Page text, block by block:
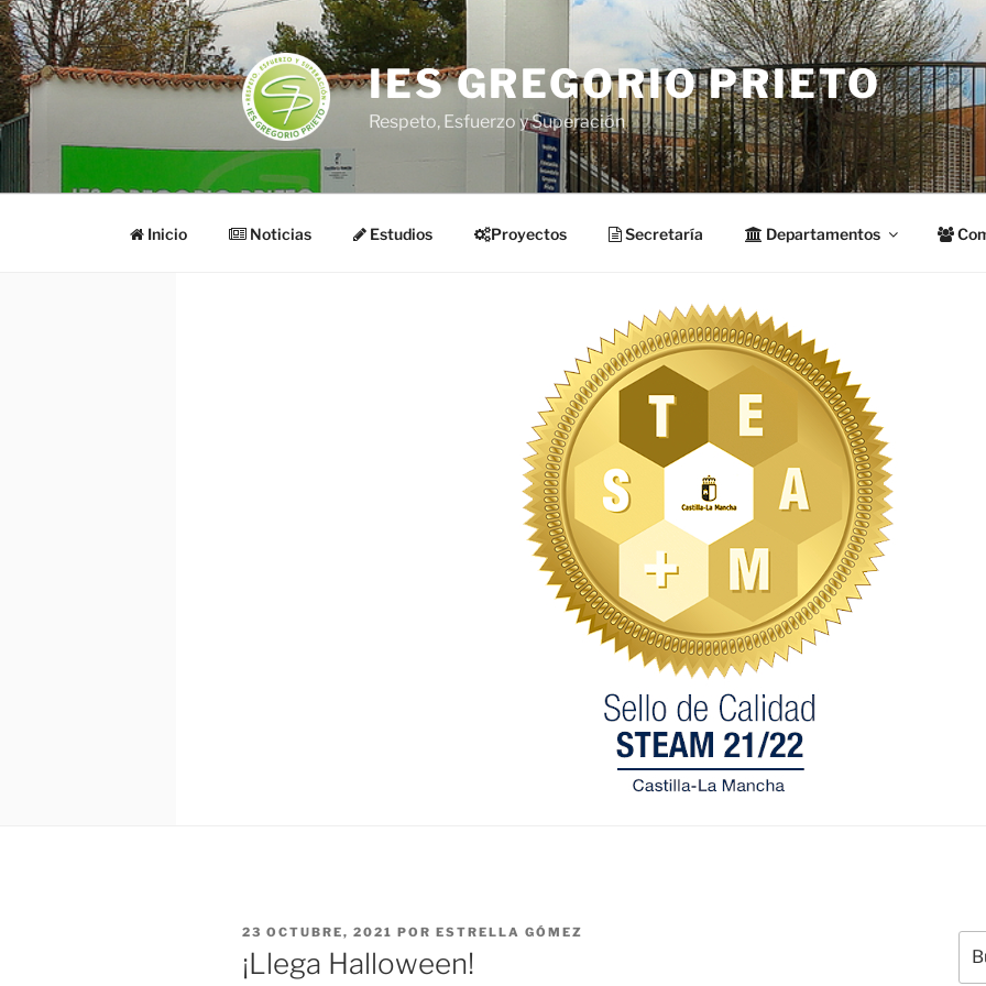
Saltar
al
contenido
IES GREGORIO PRIETO
Respeto, Esfuerzo y Superación
Inicio Noticias Estudios Proyectos Secretaría Departamentos
PUBLICADO
EL
23 OCTUBRE, 2021 POR ESTRELLA GÓMEZ
¡Llega Halloween!
por: